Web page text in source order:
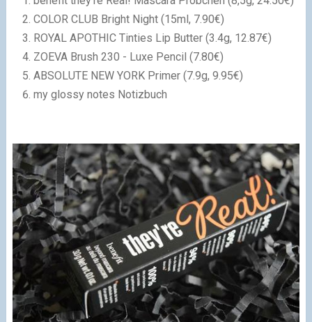
COLOR CLUB Bright Night (15ml, 7.90€)
ROYAL APOTHIC Tinties Lip Butter (3.4g, 12.87€)
ZOEVA Brush 230 - Luxe Pencil (7.80€)
ABSOLUTE NEW YORK Primer (7.9g, 9.95€)
my glossy notes Notizbuch